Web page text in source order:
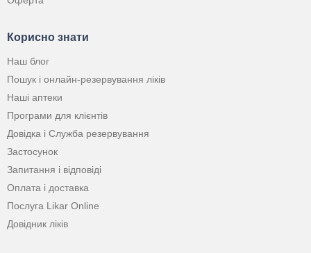
Корисно знати
Наш блог
Пошук і онлайн-резервування ліків
Наші аптеки
Програми для клієнтів
Довідка і Служба резервування
Застосунок
Запитання і відповіді
Оплата і доставка
Послуга Likar Online
Довідник ліків